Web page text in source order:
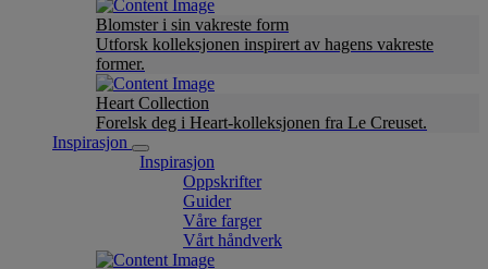
Blomster i sin vakreste form
Utforsk kolleksjonen inspirert av hagens vakreste
former.
Heart Collection
Forelsk deg i Heart-kolleksjonen fra Le Creuset.
Inspirasjon
Inspirasjon
Oppskrifter
Guider
Våre farger
Vårt håndverk